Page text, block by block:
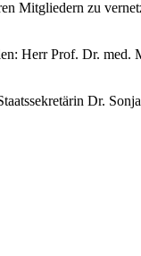
Mitgliedern zu
Herr Prof. Dr.
Dr.